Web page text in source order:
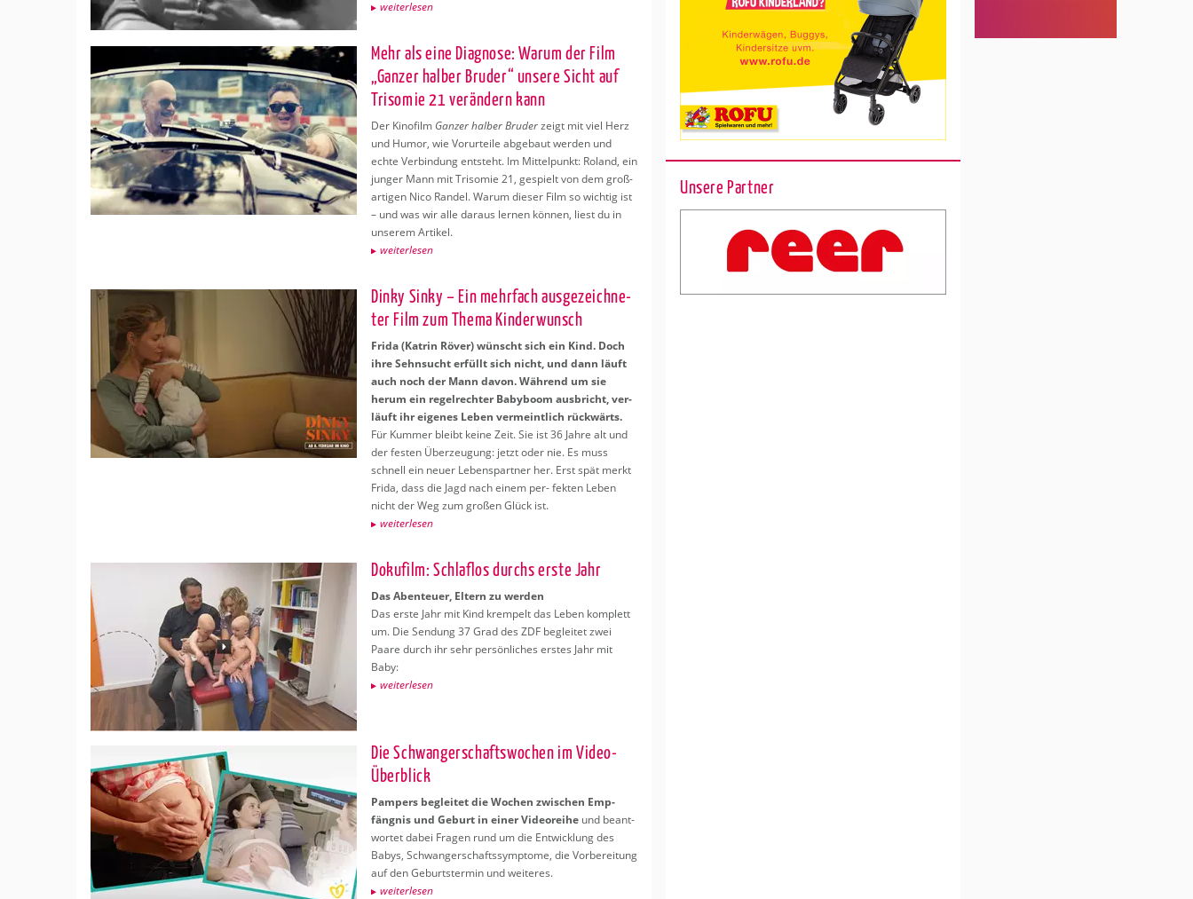
wei­ter­le­sen
Mehr als eine Dia­gno­se: Warum der Film
„Gan­zer hal­ber Bru­der“ un­se­re Sicht auf
Tri­so­mie 21 ver­än­dern kann
Der Ki­no­film Gan­zer hal­ber Bru­derzeigt mit viel Herz
und Humor, wie Vor­ur­tei­le ab­ge­baut wer­den und
echte Ver­bin­dung ent­steht. Im Mit­tel­punkt: Ro­land, ein
jun­ger Mann mit Tri­so­mie 21, ge­spielt von dem gro­ß­
ar­ti­gen Nico Ran­del. Warum die­ser Film so wich­tig ist
– und was wir alle dar­aus ler­nen kön­nen, liest du in
un­se­rem Ar­ti­kel.
wei­ter­le­sen
Dinky Sinky – Ein mehr­fach aus­ge­zeich­ne­
ter Film zum Thema Kin­der­wunsch
Frida (Kat­rin Röver) wünscht sich ein Kind. Doch
ihre Sehn­sucht er­füllt sich nicht, und dann läuft
auch noch der Mann davon. Wäh­rend um sie
herum ein re­gel­rech­ter Ba­by­boom aus­bricht, ver­
läuft ihr ei­ge­nes Leben ver­meint­lich rück­wärts.
Für Kum­mer bleibt keine Zeit. Sie ist 36 Jahre alt und
der fes­ten Über­zeu­gung: jetzt oder nie. Es muss
schnell ein neuer Le­bens­part­ner her. Erst spät merkt
Frida, dass die Jagd nach einem per- fek­ten Leben
nicht der Weg zum gro­ßen Glück ist.
wei­ter­le­sen
Do­ku­film: Schlaf­los durchs erste Jahr
Das Aben­teu­er, El­tern zu wer­den
Das erste Jahr mit Kind krem­pelt das Leben kom­plett
um. Die Sen­dung 37 Grad des ZDF be­glei­tet zwei
Paare durch ihr sehr per­sön­li­ches ers­tes Jahr mit
Baby:
wei­ter­le­sen
Die Schwan­ger­schafts­wo­chen im Video-
Über­blick
Pam­pers be­glei­tet die Wo­chen zwi­schen Emp­
fäng­nis und Ge­burt in einer Vi­deo­rei­he und be­ant­
wor­tet dabei Fra­gen rund um die Ent­wick­lung des
Babys, Schwan­ger­schafts­sym­pto­me, die Vor­be­rei­tung
auf den Ge­burts­ter­min und wei­te­res.
wei­ter­le­sen
Unsere Partner